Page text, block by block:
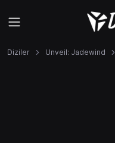
Diziler Unveil: Jadewind